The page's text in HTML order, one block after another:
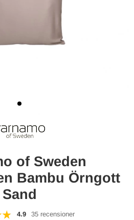
of Sweden
Bambu Örngott
Sand
4.9 35 recensioner